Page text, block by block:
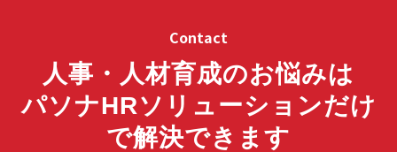
Contact
人事・人材育成のお悩みは
パソナHRソリューションだけ
で解決できます